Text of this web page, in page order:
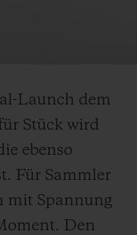
Launch dem
Stück wird
ebenso
Für Sammler
mit Spannung
Den